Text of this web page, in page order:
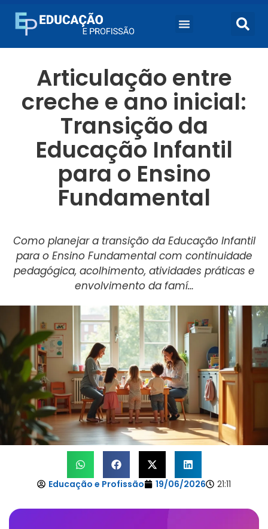
Articulação entre
creche e ano inicial:
Transição da
Educação Infantil
para o Ensino
Fundamental
Como planejar a transição da Educação Infantil
para o Ensino Fundamental com continuidade
pedagógica, acolhimento, atividades práticas e
envolvimento da famí…
Educação e Profissão 19/06/2026 21:11